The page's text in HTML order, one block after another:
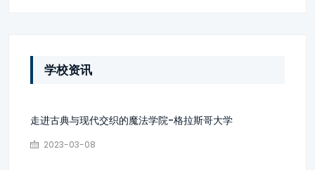
学校资讯
走进古典与现代交织的魔法学院-格拉斯哥大学
2023-03-08